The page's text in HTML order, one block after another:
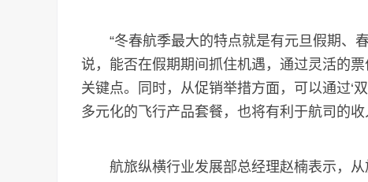
“冬春航季最大的特点就是有元旦假期、
说，能否在假期期间抓住机遇，通过灵活的
关键点。同时，从促销举措方面，可以通过‘
多元化的飞行产品套餐，也将有利于航司的收
航旅纵横行业发展部总经理赵楠表示，从